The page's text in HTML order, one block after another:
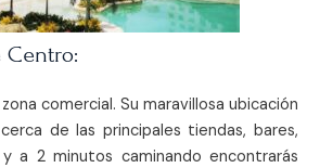
Centro:
comercial. Su maravillosa ubicación
de las principales tiendas, bares,
a 2 minutos caminando encontrarás